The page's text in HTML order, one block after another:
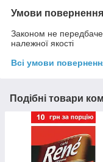
Умови повернення
Законом не
належної якості
Всі умови
Подібні товари